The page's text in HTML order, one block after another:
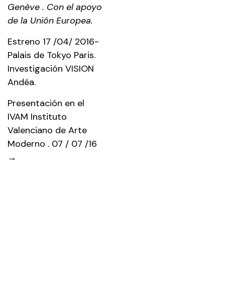
Genève . Con el apoyo
de la Unión Europea.
Estreno 17 /04/ 2016-
Palais de Tokyo Paris.
Investigación VISION
Andéa.
Presentación en el
IVAM Instituto
Valenciano de Arte
Moderno . 07 / 07 /16
→